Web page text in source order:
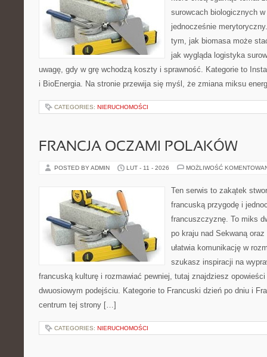
surowcach biologicznych
jednocześnie
tym, jak biomasa może
jak wygląda logistyka
uwagę, gdy w grę wchodzą koszty i sprawność. Kategorie to
i BioEnergia. Na stronie przewija się myśl, że zmiana miksu
CATEGORIES: NIERUCHOMOŚCI
FRANCJA OCZAMI POLAKÓW
POSTED BY ADMIN LUT - 11 - 2026 MOŻLIWOŚĆ
Ten serwis to zakątek
francuską przygodę i
francuszczyznę. To miks
po kraju nad Sekwaną
ułatwia komunikację w
szukasz inspiracji na
francuską kulturę i rozmawiać pewniej, tutaj znajdziesz opowieści
dwuosiowym podejściu. Kategorie to Francuski dzień po dniu i
centrum tej strony […]
CATEGORIES: NIERUCHOMOŚCI